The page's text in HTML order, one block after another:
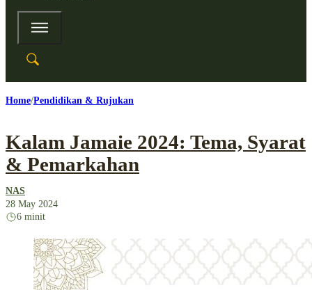
Home Pendidikan & Rujukan
Kalam Jamaie 2024: Tema, Syarat
& Pemarkahan
NAS
28 May 2024
6 minit